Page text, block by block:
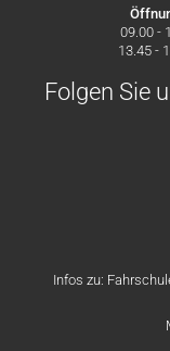
09.00 -
13.45 -
Folgen Sie
Infos zu: